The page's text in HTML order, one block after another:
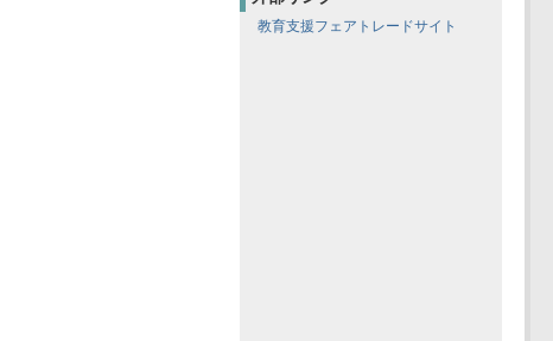
教育支援フェアトレードサイト